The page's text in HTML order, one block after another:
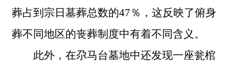
葬占到宗日墓葬总数的47％，这反映了俯身
葬不同地区的丧葬制度中有着不同含义。
此外，在尕马台墓地中还发现一座瓮棺